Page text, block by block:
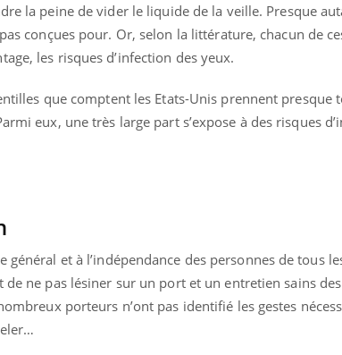
la peine de vider le liquide de la veille. Presque
conçues pour. Or, selon la littérature, chacun de
les risques d’infection des yeux.
que comptent les Etats-Unis prennent presque
eux, une très large part s’expose à des risques
et à l’indépendance des personnes de tous
ne pas lésiner sur un port et un entretien sains
porteurs n’ont pas identifié les gestes